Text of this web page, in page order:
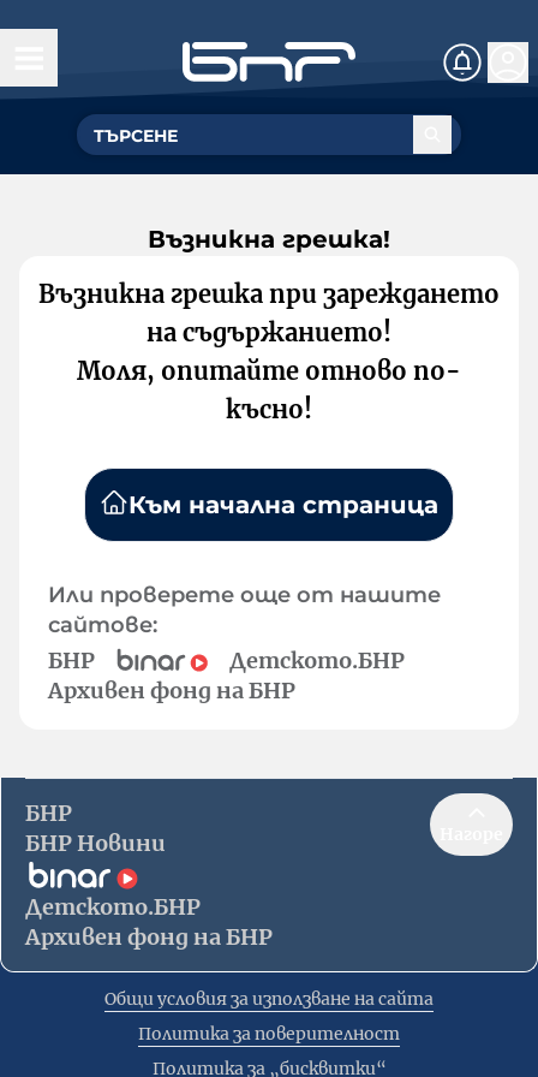
Възникна грешка!
Възникна грешка при зареждането
на съдържанието!
Моля, опитайте отново по-
късно!
Към начална страница
Или проверете още от нашите
сайтове:
БНР
Детското.БНР
Архивен фонд на БНР
БНР
БНР Новини
Детското.БНР
Архивен фонд на БНР
Общи условия за използване на сайта
Политика за поверителност
Политика за „бисквитки“